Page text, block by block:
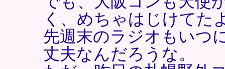
く、めちゃはじけてた
先週末のラジオもいつ
丈夫なんだろうな。